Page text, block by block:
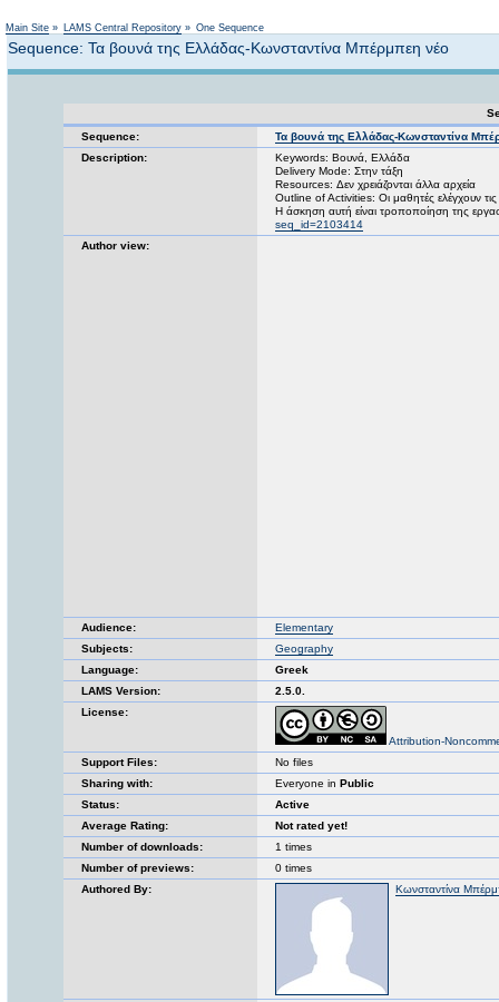
Main Site » LAMS Central Repository » One Sequence
Sequence: Τα βουνά της Ελλάδας-Κωνσταντίνα Μπέρμπεη νέο
Sequence:
Τα βουνά της Ελλάδας-Κωνσταντίνα
Description:
Keywords: Βουνά, Ελλάδα
Delivery Mode: Στην τάξη
Resources: Δεν χρειάζονται άλλα αρχεία
Outline of Activities: Οι μαθητές ελέγχουν
Η άσκηση αυτή είναι τροποποίηση της
seq_id=2103414
Author view:
Audience:
Elementary
Subjects:
Geography
Language:
Greek
LAMS Version:
2.5.0.
License:
Attribution-
Support Files:
No files
Sharing with:
Everyone in Public
Status:
Active
Average Rating:
Not rated yet!
Number of downloads:
1 times
Number of previews:
0 times
Authored By:
Κωνσταντίνα